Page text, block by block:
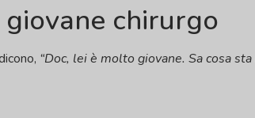
chirurgo
“Doc, lei è molto giovane. Sa cosa sta